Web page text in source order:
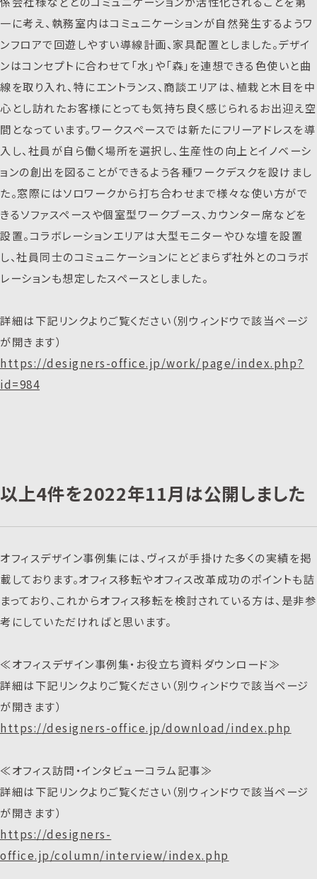
一に考え、執務室内はコミュニケーションが自然発生するようワ
ンフロアで回遊しやすい導線計画、家具配置としました。デザイ
ンはコンセプトに合わせて「水」や「森」を連想できる色使いと曲
線を取り入れ、特にエントランス、商談エリアは、植栽と木目を中
心とし訪れたお客様にとっても気持ち良く感じられるお出迎え空
間となっています。ワークスペースでは新たにフリーアドレスを導
入し、社員が自ら働く場所を選択し、生産性の向上とイノベーシ
ョンの創出を図ることができるよう各種ワークデスクを設けまし
た。窓際にはソロワークから打ち合わせまで様々な使い方がで
きるソファスペースや個室型ワークブース、カウンター席などを
設置。コラボレーションエリアは大型モニターやひな壇を設置
し、社員同士のコミュニケーションにとどまらず社外とのコラボ
レーションも想定したスペースとしました。
詳細は下記リンクよりご覧ください（別ウィンドウで該当ページ
が開きます）
https://designers-office.jp/work/page/index.php?
id=984
以上4件を2022年11月は公開しました
オフィスデザイン事例集には、ヴィスが手掛けた多くの実績を掲
載しております。オフィス移転やオフィス改革成功のポイントも詰
まっており、これからオフィス移転を検討されている方は、是非参
考にしていただければと思います。
≪オフィスデザイン事例集・お役立ち資料ダウンロード≫
詳細は下記リンクよりご覧ください（別ウィンドウで該当ページ
が開きます）
https://designers-office.jp/download/index.php
≪オフィス訪問・インタビューコラム記事≫
詳細は下記リンクよりご覧ください（別ウィンドウで該当ページ
が開きます）
https://designers-
office.jp/column/interview/index.php